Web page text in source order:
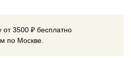
от 3500 ₽ бесплатно
по Москве.